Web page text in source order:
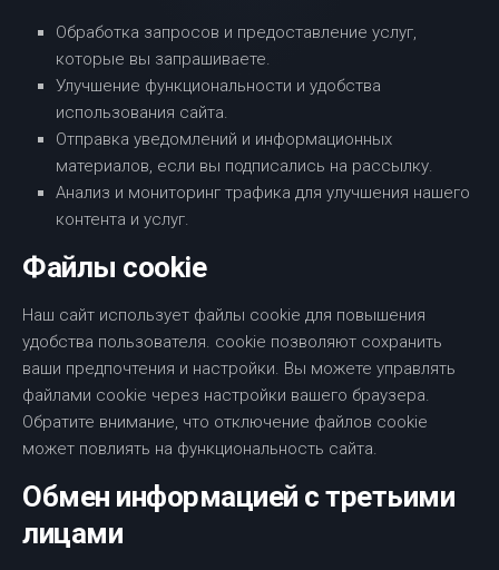
Обработка запросов и предоставление услуг,
которые вы запрашиваете.
Улучшение функциональности и удобства
использования сайта.
Отправка уведомлений и информационных
материалов, если вы подписались на рассылку.
Анализ и мониторинг трафика для улучшения нашего
контента и услуг.
Файлы cookie
Наш сайт использует файлы cookie для повышения
удобства пользователя. cookie позволяют сохранить
ваши предпочтения и настройки. Вы можете управлять
файлами cookie через настройки вашего браузера.
Обратите внимание, что отключение файлов cookie
может повлиять на функциональность сайта.
Обмен информацией с третьими
лицами